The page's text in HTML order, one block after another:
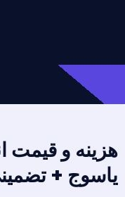
هزینه و قیمت
یاسوج +